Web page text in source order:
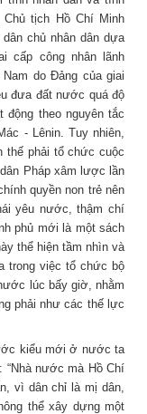
tịch Hồ Chí Minh
chủ nhân dân dựa
cấp công nhân lãnh
do Đảng của giai
đưa đất nước quá độ
theo nguyên tắc
- Lênin. Tuy nhiên,
phải tổ chức cuộc
Pháp xâm lược lần
quyền non trẻ nên
yêu nước, thậm chí
phủ mới là một sách
thể hiện tầm nhìn và
trong việc tổ chức bộ
lúc bấy giờ, nhằm
phải như các thế lực
kiểu mới ở nước ta
“Nhà nước mà Hồ Chí
vì dân chỉ là mị dân,
thể xây dựng một